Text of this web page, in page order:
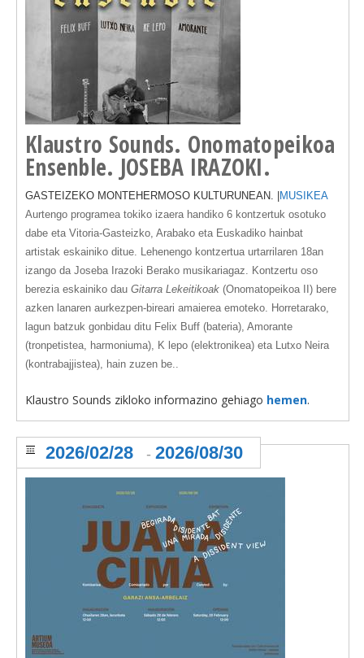
Klaustro Sounds. Onomatopeikoa
Ensenble. JOSEBA IRAZOKI.
GASTEIZEKO MONTEHERMOSO KULTURUNEAN. | MUSIKEA
Aurtengo programea tokiko izaera handiko 6 kontzertuk osotuko
dabe eta Vitoria-Gasteizko, Arabako eta Euskadiko hainbat
artistak eskainiko ditue. Lehenengo kontzertua urtarrilaren 18an
izango da Joseba Irazoki Berako musikariagaz. Kontzertu oso
berezia eskainiko dau Gitarra Lekeitikoak (Onomatopeikoa II) bere
azken lanaren aurkezpen-bireari amaierea emoteko. Horretarako,
lagun batzuk gonbidau ditu Felix Buff (bateria), Amorante
(tronpetistea, harmoniuma), K lepo (elektronikea) eta Lutxo Neira
(kontrabajjistea), hain zuzen be..
Klaustro Sounds zikloko informazino gehiago hemen.
2026/02/28 - 2026/08/30